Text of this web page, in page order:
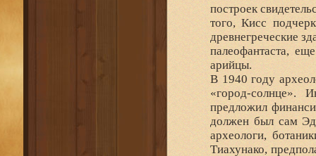
построек
того, Кисс
древнегреческие
палеофантаста,
арийцы.
В 1940 году
«город-солнце».
предложил
должен был сам
археологи,
Тиахунако,